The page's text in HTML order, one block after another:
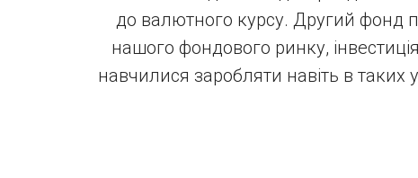
до валютного курсу. Другий фонд
нашого фондового ринку,
навчилися заробляти навіть в таких